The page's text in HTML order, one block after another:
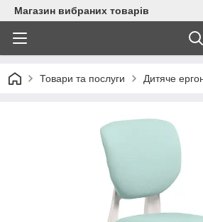
Магазин вибраних товарів
Товари та послуги Дитяче